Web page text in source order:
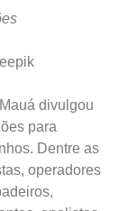
divulgou
para
Dentre as
operadores